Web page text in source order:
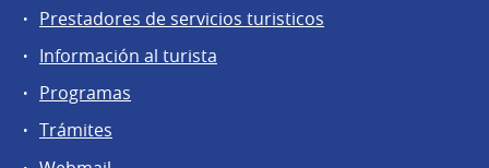
Prestadores de servicios turisticos
Información al turista
Programas
Trámites